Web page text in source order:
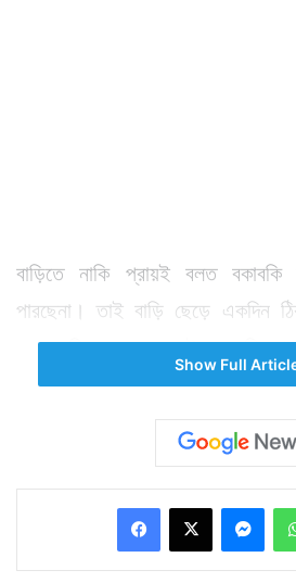
বাড়িতে নাকি প্রায়ই বলত
পারছেনা। তাই বাড়ি ছেড়ে একদিন
হল। রবিবার সন্ধেয় সেই যে বাড়ি
দেখা নেই। রিজেন্ট পার্ক থানা
নতুনপল্লিতে তাদের বাড়ি।
কিশোরী অন্যান্য দিনের মতই বিকেলে
তারপর সন্ধে গড়ালেও বাড়ি
তারা বাড়ি না ফেরায় পরিবারের
তাদের কোনও হদিস মেলেনি।
Show Full